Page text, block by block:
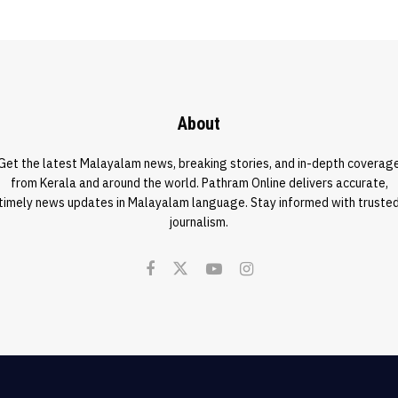
About
the latest Malayalam news, breaking stories, and in-depth
from Kerala and around the world. Pathram Online delivers accurate,
timely news updates in Malayalam language. Stay informed with trusted
journalism.